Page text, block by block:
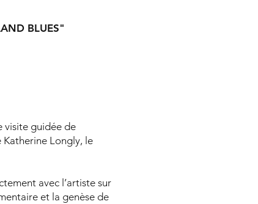
BLUES"
visite guidée de
Katherine Longly, le
avec l’artiste sur
et la genèse de